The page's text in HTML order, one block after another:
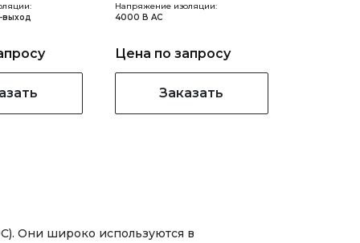
выход
Напряжение изоляции:
4000 В AC
Цена по запросу
Заказать
Они широко используются в